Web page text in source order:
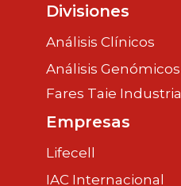
Divisiones
Análisis Clínicos
Análisis Genómicos
Fares Taie Industria
Empresas
Lifecell
IAC Internacional